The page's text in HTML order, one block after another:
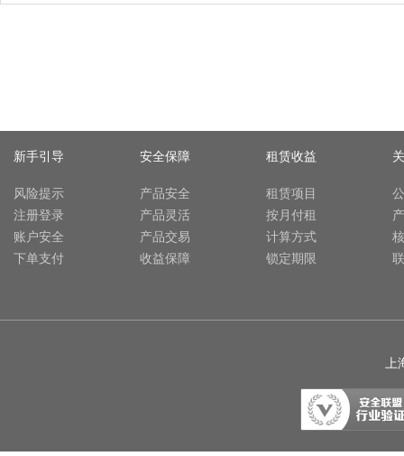
新手引导
风险提示
注册登录
账户安全
下单支付
安全保障
产品安全
产品灵活
产品交易
收益保障
租赁收益
租赁项目
按月付租
计算方式
锁定期限